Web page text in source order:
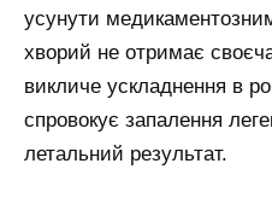
усунути
хворий не отримає
викличе ускладнення в
спровокує запалення
летальний результат.